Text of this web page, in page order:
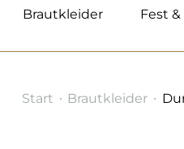
Brautkleider Fest
Start Brautkleider